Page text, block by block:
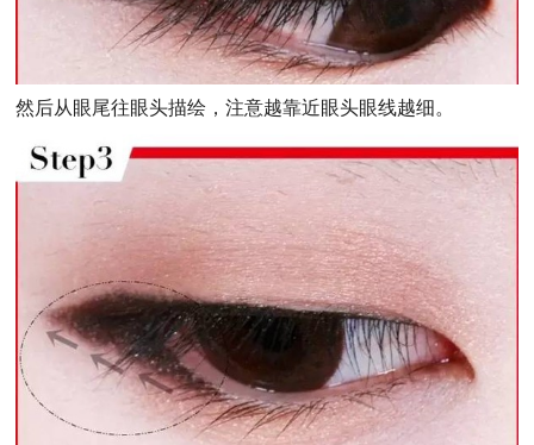
然后从眼尾往眼头描绘，注意越靠近眼头眼线越细。